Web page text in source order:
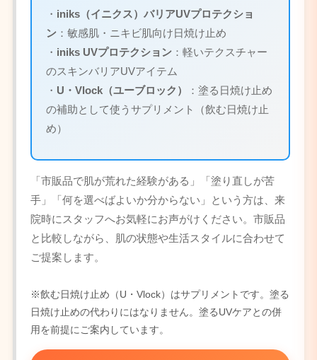
・ iniks（イニクス）バリアUVプロテクショ
ン：敏感肌・ニキビ肌向け日焼け止め
・ iniks UVプロテクション：軽いテクスチャー
のスキンバリアUVアイテム
・ U・Vlock（ユーブロック）
：塗る日焼け止め
の補助として使うサプリメント（飲む日焼け止
め）
「市販品で肌が荒れた経験がある」「塗り直しが苦
手」「何を選べばよいか分からない」という方は、来
院時にスタッフへお気軽にお声がけください。市販品
と比較しながら、肌の状態や生活スタイルに合わせて
ご提案します。
※飲む日焼け止め（U・Vlock）はサプリメントです。塗る
日焼け止めの代わりにはなりません。塗るUVケアとの併
用を前提にご案内しています。